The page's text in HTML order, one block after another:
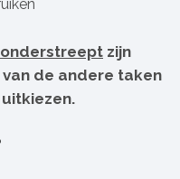
onderstreept zijn
van de andere taken